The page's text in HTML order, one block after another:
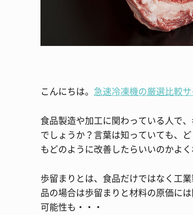
こんにちは。 急速冷凍機の厳選比較サ
食品製造や加工に関わっている人で
でしょうか？言葉は知っていても、
もどのように改善したらいいのかよ
歩留まりとは、食品だけではなく工
品の場合は歩留まりと材料の原価に
可能性も・・・